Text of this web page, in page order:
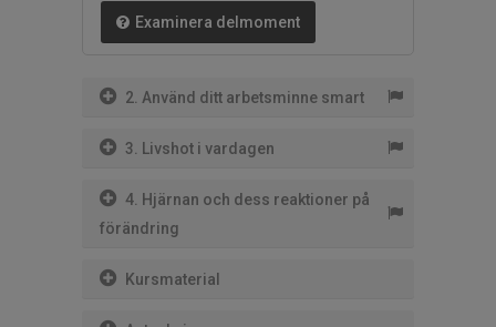
Examinera delmoment
2. Använd ditt arbetsminne smart
3. Livshot i vardagen
4. Hjärnan och dess reaktioner på
förändring
Kursmaterial